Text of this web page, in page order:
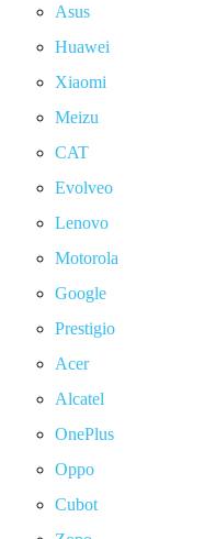
Asus
Huawei
Xiaomi
Meizu
CAT
Evolveo
Lenovo
Motorola
Google
Prestigio
Acer
Alcatel
OnePlus
Oppo
Cubot